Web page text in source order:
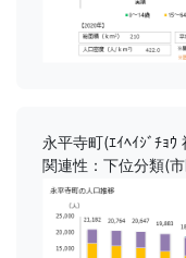
永平寺町(ｴｲﾍｲｼﾞﾁｮ
関連性：下位分類(